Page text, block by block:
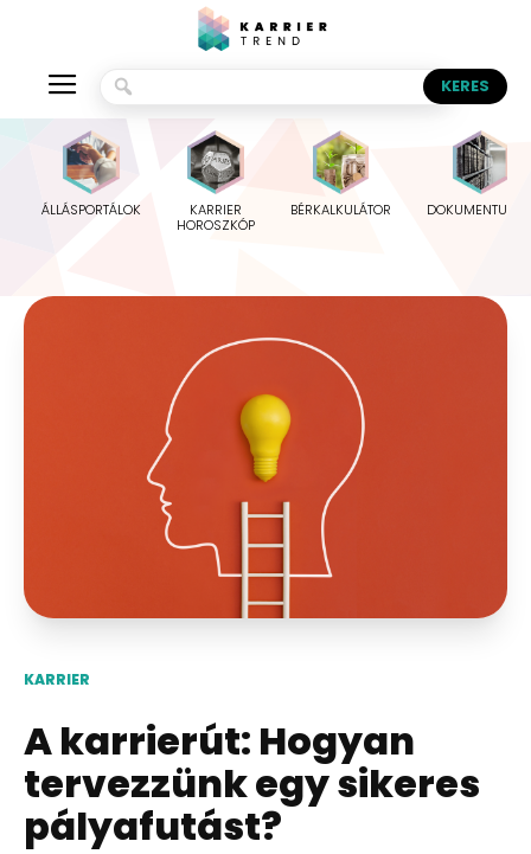
ÁLLÁSPORTÁLOK
KARRIER
HOROSZKÓP
BÉRKALKULÁTOR
KARRIER
A karrierút: Hogyan
tervezzünk egy sikeres
pályafutást?